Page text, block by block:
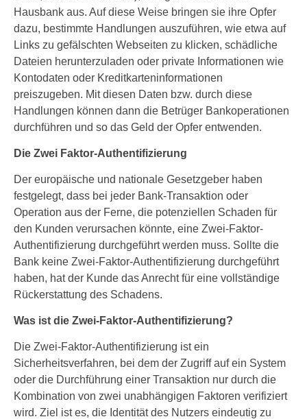
Hausbank aus. Auf diese Weise bringen sie ihre Opfer
dazu, bestimmte Handlungen auszuführen, wie etwa auf
Links zu gefälschten Webseiten zu klicken, schädliche
Dateien herunterzuladen oder private Informationen wie
Kontodaten oder Kreditkarteninformationen
preiszugeben. Mit diesen Daten bzw. durch diese
Handlungen können dann die Betrüger Bankoperationen
durchführen und so das Geld der Opfer entwenden.
Die Zwei Faktor-Authentifizierung
Der europäische und nationale Gesetzgeber haben
festgelegt, dass bei jeder Bank-Transaktion oder
Operation aus der Ferne, die potenziellen Schaden für
den Kunden verursachen könnte, eine Zwei-Faktor-
Authentifizierung durchgeführt werden muss. Sollte die
Bank keine Zwei-Faktor-Authentifizierung durchgeführt
haben, hat der Kunde das Anrecht für eine vollständige
Rückerstattung des Schadens.
Was ist die Zwei-Faktor-Authentifizierung?
Die Zwei-Faktor-Authentifizierung ist ein
Sicherheitsverfahren, bei dem der Zugriff auf ein System
oder die Durchführung einer Transaktion nur durch die
Kombination von zwei unabhängigen Faktoren verifiziert
wird. Ziel ist es, die Identität des Nutzers eindeutig zu